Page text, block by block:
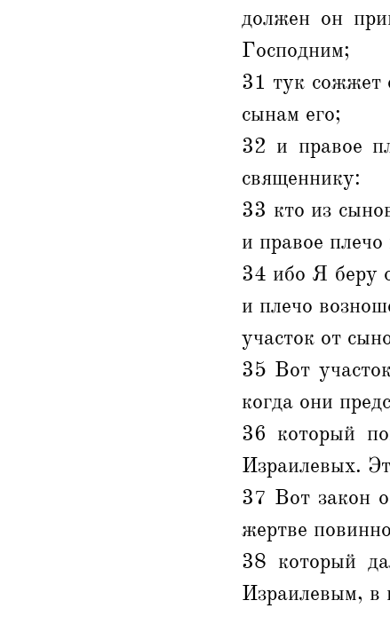
должен он
Господним;
31 тук сожжет
сынам его;
32 и правое
священнику:
33 кто из
и правое
34 ибо Я беру
и плечо
участок от
35 Вот
когда они
36 который
Израилевых.
37 Вот закон
жертве
38 который
Израилевым, в